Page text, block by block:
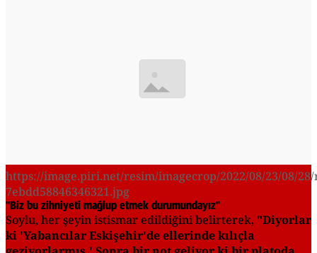
https://image.piri.net/resim/imagecrop/2022/08/23/08/28/
7ebdd58846346321.jpg
"Biz bu zihniyeti mağlup etmek durumundayız"
Soylu, her şeyin istismar edildiğini belirterek, "Diyorlar
ki 'Yabancılar Eskişehir'de ellerinde kılıçla